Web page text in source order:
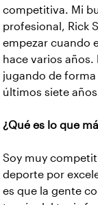
competitiva. Mi
profesional, Rick
empezar cuando
hace varios años.
jugando de
últimos siete
¿Qué es lo que
Soy muy
deporte por
es que la gente